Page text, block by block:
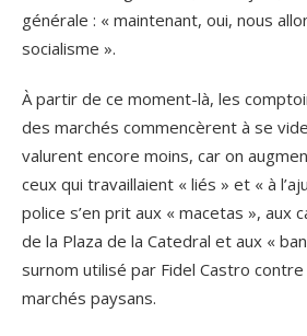
générale : « maintenant, oui, nous
socialisme ».
À partir de ce moment-là, les
des marchés commencèrent à se
valurent encore moins, car on
ceux qui travaillaient « liés » et « à
police s’en prit aux « macetas », aux
de la Plaza de la Catedral et aux «
surnom utilisé par Fidel Castro
marchés paysans.